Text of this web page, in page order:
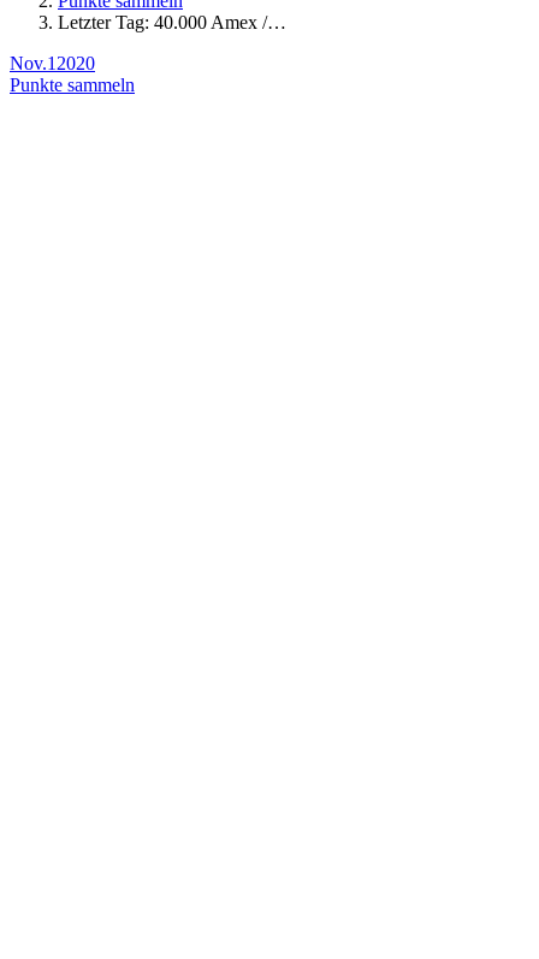
Letzter Tag: 40.000 Amex /…
Nov.1 2020
Punkte sammeln